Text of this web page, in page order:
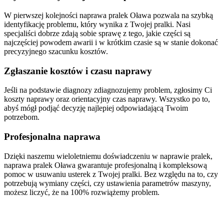
W pierwszej kolejności naprawa pralek Oława pozwala na szybką
identyfikację problemu, który wynika z Twojej pralki. Nasi
specjaliści dobrze zdają sobie sprawę z tego, jakie części są
najczęściej powodem awarii i w krótkim czasie są w stanie dokonać
precyzyjnego szacunku kosztów.
Zgłaszanie kosztów i czasu naprawy
Jeśli na podstawie diagnozy zdiagnozujemy problem, zgłosimy Ci
koszty naprawy oraz orientacyjny czas naprawy. Wszystko po to,
abyś mógł podjąć decyzję najlepiej odpowiadającą Twoim
potrzebom.
Profesjonalna naprawa
Dzięki naszemu wieloletniemu doświadczeniu w naprawie pralek,
naprawa pralek Oława gwarantuje profesjonalną i kompleksową
pomoc w usuwaniu usterek z Twojej pralki. Bez względu na to, czy
potrzebują wymiany części, czy ustawienia parametrów maszyny,
możesz liczyć, że na 100% rozwiążemy problem.